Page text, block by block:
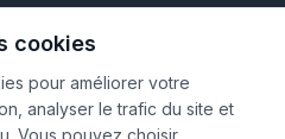
cookies
pour améliorer votre
analyser le trafic du site et
Vous pouvez choisir